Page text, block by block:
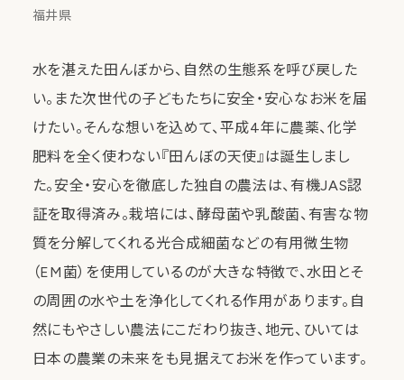
読みもの一覧
ご案内
福井県
水を湛えた田んぼから、自然の生態系を呼び戻した
い。また次世代の子どもたちに安全・安心なお米を届
けたい。そんな想いを込めて、平成4年に農薬、化学
肥料を全く使わない『田んぼの天使』は誕生しまし
た。安全・安心を徹底した独自の農法は、有機JAS認
証を取得済み。栽培には、酵母菌や乳酸菌、有害な物
質を分解してくれる光合成細菌などの有用微生物
（EM菌）を使用しているのが大きな特徴で、水田とそ
の周囲の水や土を浄化してくれる作用があります。自
然にもやさしい農法にこだわり抜き、地元、ひいては
日本の農業の未来をも見据えてお米を作っています。